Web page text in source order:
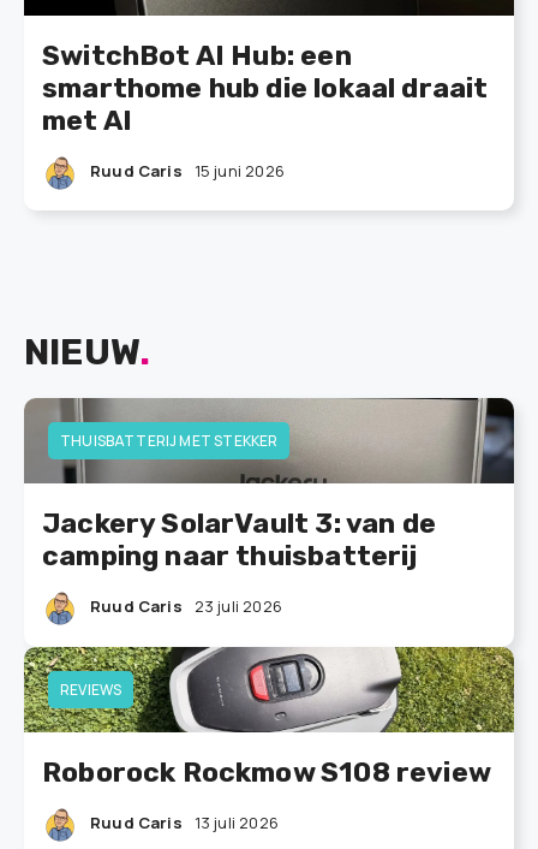
SwitchBot AI Hub: een
smarthome hub die lokaal draait
met AI
Ruud Caris 15 juni 2026
NIEUW.
THUISBATTERIJ MET STEKKER
Jackery SolarVault 3: van de
camping naar thuisbatterij
Ruud Caris 23 juli 2026
REVIEWS
Roborock Rockmow S108 review
Ruud Caris 13 juli 2026